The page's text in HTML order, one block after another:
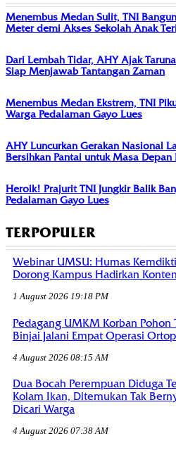
Menembus Medan Sulit, TNI
Meter demi Akses Sekolah Anak
Dari Lembah Tidar, AHY Ajak
Siap Menjawab Tantangan Zaman
Menembus Medan Ekstrem, TNI
Warga Pedalaman Gayo Lues
AHY Luncurkan Gerakan Nasional
Bersihkan Pantai untuk Masa Depan
Heroik! Prajurit TNI Jungkir Balik
Pedalaman Gayo Lues
TERPOPULER
Webinar UMSU: Humas
Dorong Kampus Hadirkan
1 August 2026 19:18 PM
Pedagang UMKM Korban Pohon
Binjai Jalani Empat Operasi
4 August 2026 08:15 AM
Dua Bocah Perempuan Diduga
Kolam Ikan, Ditemukan Tak
Dicari Warga
4 August 2026 07:38 AM